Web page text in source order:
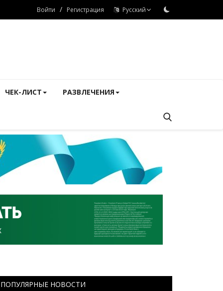
Войти / Регистрация Русский
ЧЕК-ЛИСТ РАЗВЛЕЧЕНИЯ
ПОПУЛЯРНЫЕ НОВОСТИ